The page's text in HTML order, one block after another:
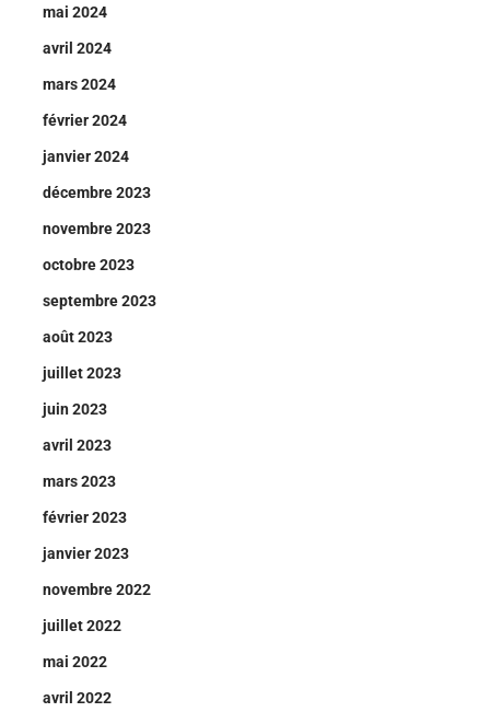
mai 2024
avril 2024
mars 2024
février 2024
janvier 2024
décembre 2023
novembre 2023
octobre 2023
septembre 2023
août 2023
juillet 2023
juin 2023
avril 2023
mars 2023
février 2023
janvier 2023
novembre 2022
juillet 2022
mai 2022
avril 2022